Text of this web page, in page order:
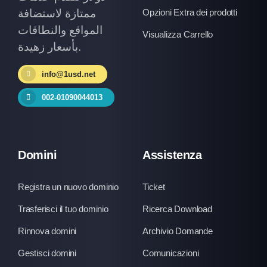
ممتازة لاستضافة
المواقع والنطاقات
بأسعار زهيدة.
info@1usd.net
002-01090044013
Opzioni Extra dei prodotti
Visualizza Carrello
Domini
Registra un nuovo dominio
Trasferisci il tuo dominio
Rinnova domini
Gestisci domini
Assistenza
Ticket
Ricerca Download
Archivio Domande
Comunicazioni